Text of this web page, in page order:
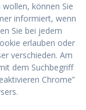
können Sie
informiert, wenn
Sie bei jedem
erlauben oder
verschieden. Am
dem Suchbegriff
Chrome”